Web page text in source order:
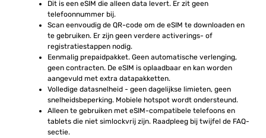
Dit is een eSIM die alleen data levert. Er zit geen
telefoonnummer bij.
Scan eenvoudig de QR-code om de eSIM te downloaden en
te gebruiken. Er zijn geen verdere activerings- of
registratiestappen nodig.
Eenmalig prepaidpakket. Geen automatische verlenging,
geen contracten. De eSIM is oplaadbaar en kan worden
aangevuld met extra datapakketten.
Volledige datasnelheid - geen dagelijkse limieten, geen
snelheidsbeperking. Mobiele hotspot wordt ondersteund.
Alleen te gebruiken met eSIM-compatibele telefoons en
tablets die niet simlockvrij zijn. Raadpleeg bij twijfel de FAQ-
sectie.